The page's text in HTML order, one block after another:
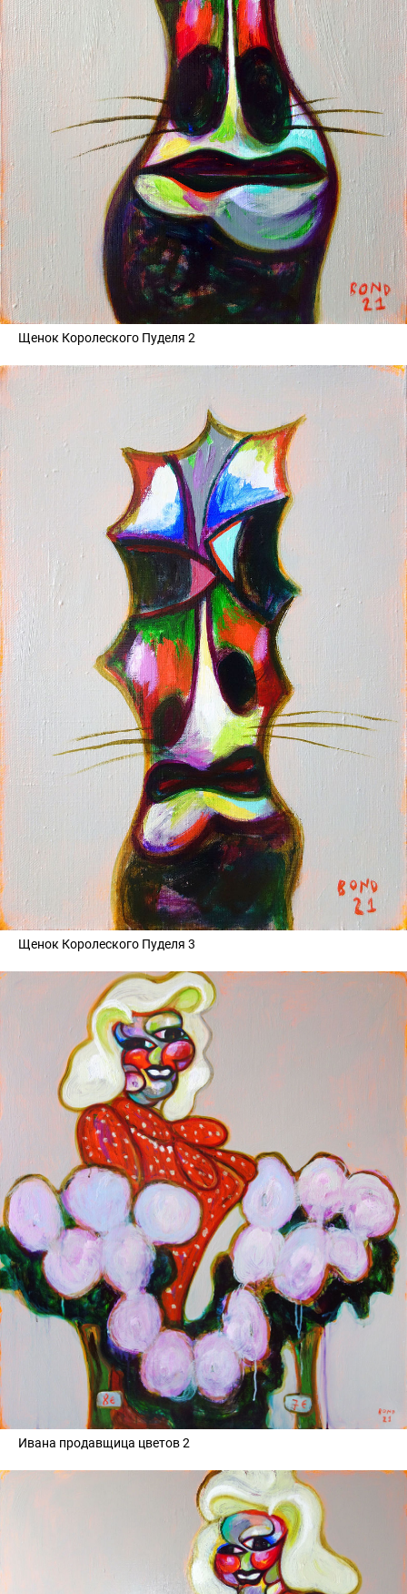
Щенок Королеского Пуделя 2
Щенок Королеского Пуделя 3
Ивана продавщица цветов 2